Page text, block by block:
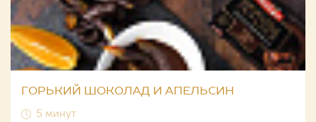
ГОРЬКИЙ ШОКОЛАД И АПЕЛЬСИН
5 минут